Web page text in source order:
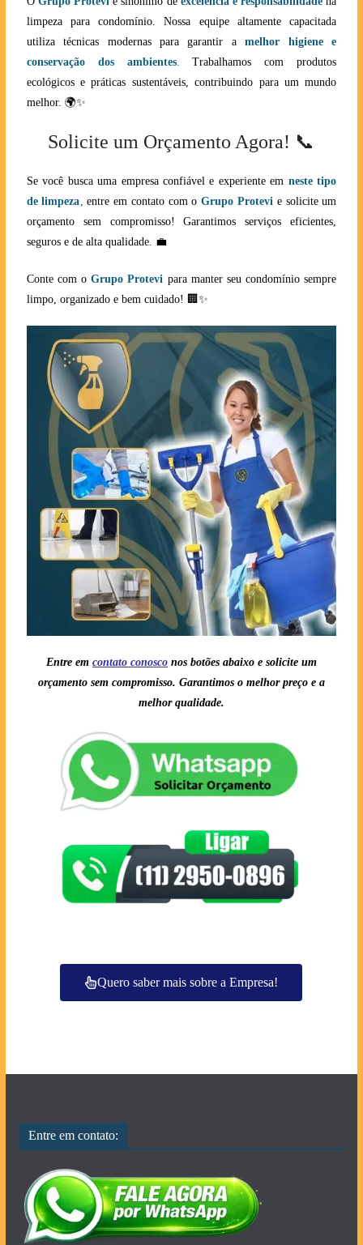
limpeza para condomínio. Nossa equipe altamente capacitada
utiliza técnicas modernas para garantir amelhor higiene e
conservação dos ambientes. Trabalhamos com produtos
ecológicos e práticas sustentáveis, contribuindo para um mundo
melhor. 🌍✨
Solicite um Orçamento Agora! 📞
Se você busca uma empresa confiável e experiente em neste tipo
de limpeza, entre em contato com oGrupo Protevi e solicite um
orçamento sem compromisso! Garantimos serviços eficientes,
seguros e de alta qualidade. 💼
Conte com oGrupo Protevi para manter seu condomínio sempre
limpo, organizado e bem cuidado! 🏢✨
Entre em contato conosconos botões abaixo e solicite um
orçamento sem compromisso. Garantimos o melhor preço e a
melhor qualidade.
Quero saber mais sobre a Empresa!
Entre em contato: